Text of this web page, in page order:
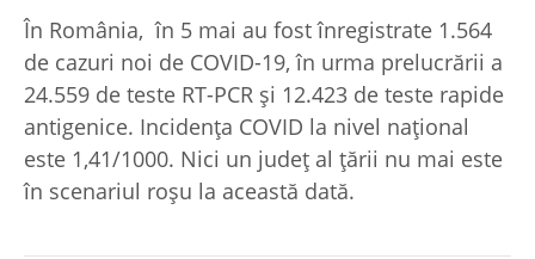
În România, în 5 mai au fost înregistrate 1.564
de cazuri noi de COVID-19, în urma prelucrării a
24.559 de teste RT-PCR și 12.423 de teste rapide
antigenice. Incidența COVID la nivel național
este 1,41/1000. Nici un județ al țării nu mai este
în scenariul roșu la această dată.